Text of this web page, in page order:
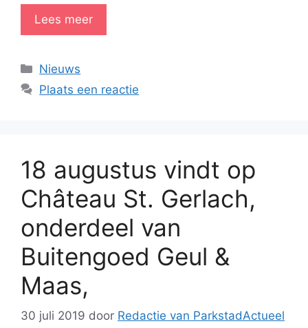
Lees meer
Categorieën
Nieuws
Plaats een reactie
18 augustus vindt op
Château St. Gerlach,
onderdeel van
Buitengoed Geul &
Maas,
30 juli 2019 door Redactie van ParkstadActueel